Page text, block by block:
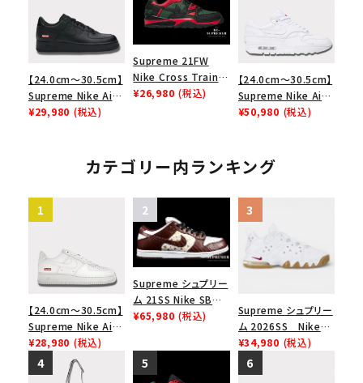
ムグッドイナフ ナイキ
エアフォース１スニー
カー シューズ ホワイ
ト
【24.0cm～30.5cm】
Supreme Nike Air
Force 1 Low シュプ
ューズ ブラック
¥29,980 (税込)
Supreme 21FW
Nike Cross Trainer
Low ナイキクロスト
¥26,980 (税込)
【24.0cm～30.5cm】
Supreme Nike Air
Max 1 '87 SP シュプ
¥50,980 (税込)
カテゴリー内ランキング
【24.0cm～30.5cm】
Supreme Nike Air
Force 1 Low シュプ
リーム ナイキエアフォ
ース１スニーカー シ
¥28,980 (税込)
Supreme シュプリー
ム 21SS Nike SB
Dunk Low ナイキSB
ー ブラウン
¥65,980 (税込)
Supreme シュプリー
ム 2026SS Nike
SB Air Max 2 CB 94
Low SP ナイキ SB
エアマックス2 CB 94
¥34,980 (税込)